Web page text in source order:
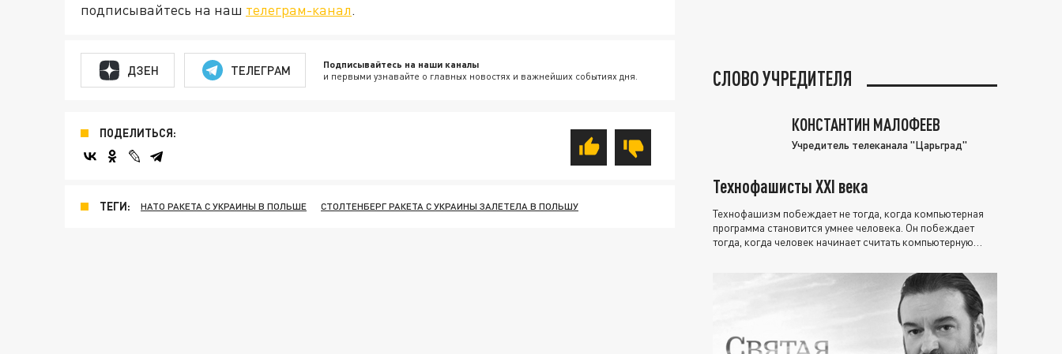
подписывайтесь на наш телеграм-канал.
ДЗЕН ТЕЛЕГРАМ Подписывайтесь на наши каналы
и первыми узнавайте о главных новостях и важнейших событиях дня.
ПОДЕЛИТЬСЯ:
ТЕГИ: НАТО РАКЕТА С УКРАИНЫ В ПОЛЬШЕ СТОЛТЕНБЕРГ РАКЕТА С УКРАИНЫ ЗАЛЕТЕЛА В ПОЛЬШУ
СЛОВО УЧРЕДИТЕЛЯ
КОНСТАНТИН МАЛОФЕЕВ
Учредитель телеканала "Царьград"
Технофашисты XXI века
Технофашизм побеждает не тогда, когда компьютерная
программа становится умнее человека. Он побеждает
тогда, когда человек начинает считать компьютерную